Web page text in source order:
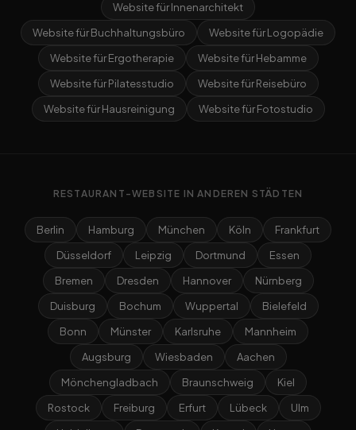
Website für Innenarchitekt
Website für Buchhaltungsbüro
Website für Logopädie
Website für Ergotherapie
Website für Hebamme
Website für Pilatesstudio
Website für Reisebüro
Website für Hausreinigung
Website für Fotostudio
RESTAURANT-WEBSITE IN ANDEREN STÄDTEN
Berlin Hamburg München Köln
Frankfurt
Düsseldorf
Leipzig Dortmund
Essen
Bremen
Dresden Hannover
Nürnberg
Duisburg
Bochum Wuppertal
Bielefeld
Bonn
Münster Karlsruhe
Mannheim
Augsburg
Wiesbaden
Aachen
Mönchengladbach
Braunschweig
Kiel
Rostock
Freiburg Erfurt Lübeck
Ulm